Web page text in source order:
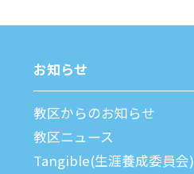
お知らせ
教区からのお知らせ
教区ニュース
Tangible(生涯養成委員会)